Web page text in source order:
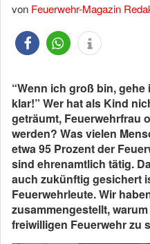
von Feuerwehr-Magazin
“Wenn ich groß bin,
klar!” Wer hat als Kind
geträumt, Feuerwehrfrau
werden? Was vielen
etwa 95 Prozent der
sind ehrenamtlich tätig.
auch zukünftig gesichert
Feuerwehrleute. Wir
zusammengestellt,
freiwilligen Feuerwehr zu